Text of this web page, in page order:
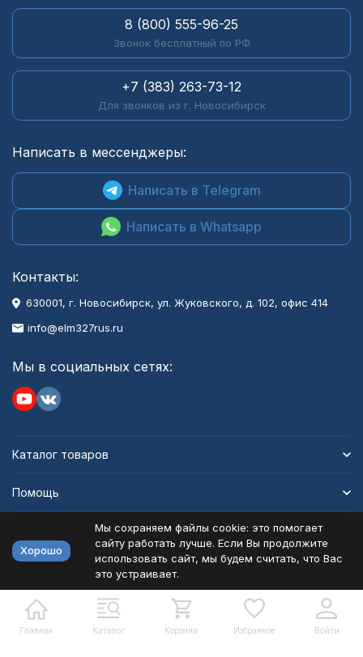
Главная Каталог Корзина Избранное Войти
8 (800) 555-96-25
Звонок бесплатный по РФ
+7 (383) 263-73-12
Для звонков из г. Новосибирск
Написать в мессенджеры:
Написать в Telegram
Написать в Whatsapp
Контакты:
630001, г. Новосибирск, ул. Жуковского, д. 102, офис 414
info@elm327rus.ru
Мы в социальных сетях:
Каталог товаров
Помощь
Политика персональных данных
Разработано в bodysite.ru
Хорошо
Мы сохраняем файлы cookie: это помогает
сайту работать лучше. Если Вы продолжите
использовать сайт, мы будем считать, что Вас
это устраивает.